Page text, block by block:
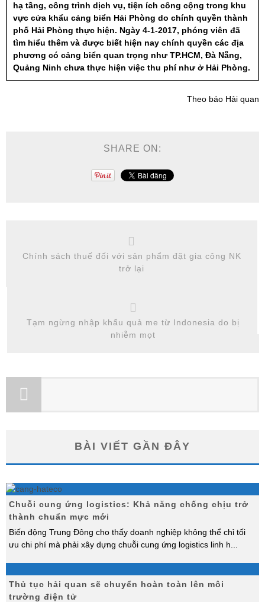
hạ tầng, công trình dịch vụ, tiện ích công cộng trong khu
vực cửa khẩu cảng biển Hải Phòng do chính quyền thành
phố Hải Phòng thực hiện. Ngày 4-1-2017, phóng viên đã
tìm hiểu thêm và được biết hiện nay chính quyền các địa
phương có cảng biển quan trọng như TP.HCM, Đà Nẵng,
Quảng Ninh chưa thực hiện việc thu phí như ở Hải Phòng.
Theo báo Hải quan
SHARE ON:
Chính sách thuế đối với sản phẩm đặt gia công NK
trở lại
Tạm ngừng nhập khẩu quả me từ Indonesia do bị
nhiễm mọt
BÀI VIẾT GẦN ĐÂY
Chuỗi cung ứng logistics: Khả năng chống chịu trở
thành chuẩn mực mới
Biến động Trung Đông cho thấy doanh nghiệp không thể chỉ tối
ưu chi phí mà phải xây dựng chuỗi cung ứng logistics linh h
Thủ tục hải quan sẽ chuyển hoàn toàn lên môi
trường điện tử